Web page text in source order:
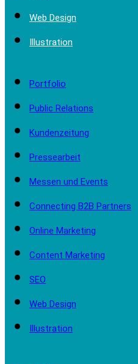
Web Design
Illustration
Portfolio
Public Relations
Kundenzeitung
Pressearbeit
Messen und Events
Connecting B2B Partners
Online Marketing
Content Marketing
SEO
Web Design
Illustration